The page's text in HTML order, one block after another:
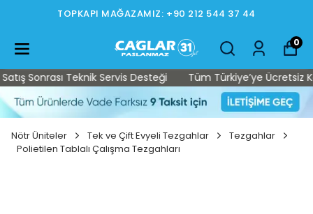
TOPKAPI MAĞAZAMIZ: +90 212 544 37 44
0
Sonrası Teknik Servis Desteği Tüm Türkiye’ye Ücretsiz
Nötr Üniteler Tek ve Çift Evyeli Tezgahlar
Tezgahlar
Polietilen Tablalı Çalışma Tezgahları